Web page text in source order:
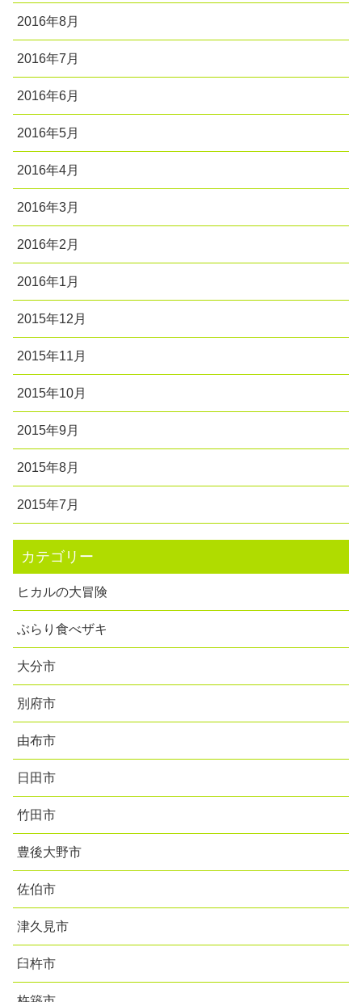
2016年8月
2016年7月
2016年6月
2016年5月
2016年4月
2016年3月
2016年2月
2016年1月
2015年12月
2015年11月
2015年10月
2015年9月
2015年8月
2015年7月
カテゴリー
ヒカルの大冒険
ぶらり食べザキ
大分市
別府市
由布市
日田市
竹田市
豊後大野市
佐伯市
津久見市
臼杵市